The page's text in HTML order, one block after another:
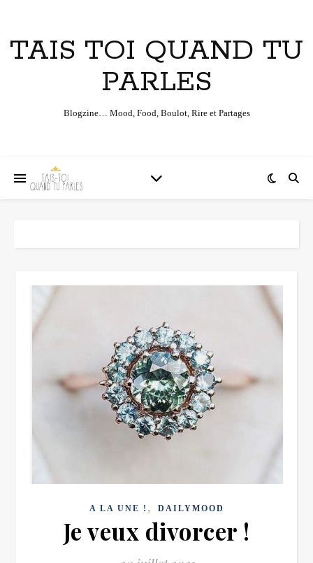
TAIS TOI QUAND TU
PARLES
Blogzine… Mood, Food, Boulot, Rire et Partages
A LA UNE ! , DAILYMOOD
Je veux divorcer !